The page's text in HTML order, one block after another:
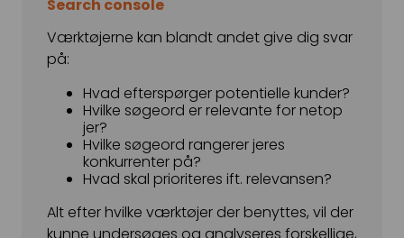
Search console
Værktøjerne kan blandt andet give dig svar
på:
Hvad efterspørger potentielle kunder?
Hvilke søgeord er relevante for netop
jer?
Hvilke søgeord rangerer jeres
konkurrenter på?
Hvad skal prioriteres ift. relevansen?
Alt efter hvilke værktøjer der benyttes, vil der